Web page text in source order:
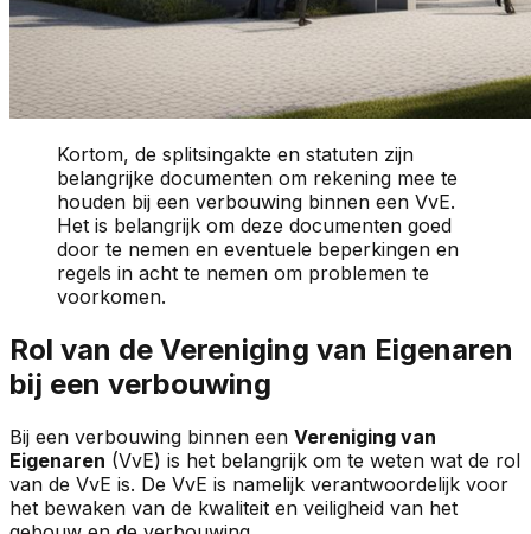
Kortom, de splitsingakte en statuten zijn
belangrijke documenten om rekening mee te
houden bij een verbouwing binnen een VvE.
Het is belangrijk om deze documenten goed
door te nemen en eventuele beperkingen en
regels in acht te nemen om problemen te
voorkomen.
Rol van de Vereniging van Eigenaren
bij een verbouwing
Bij een verbouwing binnen een Vereniging van
Eigenaren (VvE) is het belangrijk om te weten wat de rol
van de VvE is. De VvE is namelijk verantwoordelijk voor
het bewaken van de kwaliteit en veiligheid van het